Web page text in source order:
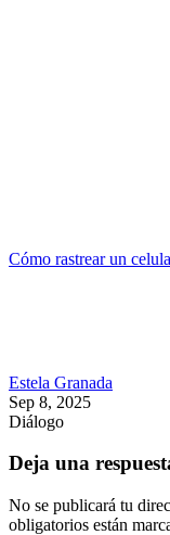
Cómo rastrear un
Estela Granada
Sep 8, 2025
Diálogo
Deja una
No se publicará tu
obligatorios están